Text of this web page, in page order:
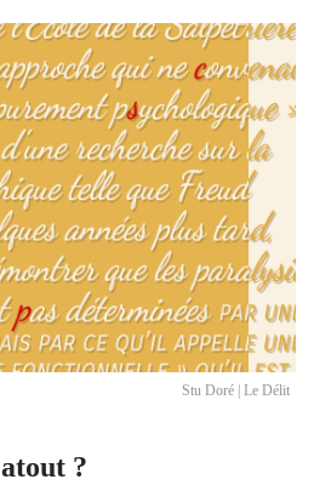
Stu Doré | Le Délit
?